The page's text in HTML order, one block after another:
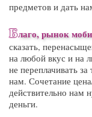
предметов и дать
Благо,рынок
сказать,
на любой вкус и на
не переплачивать
нам. Сочетание
действительно нам
деньги.